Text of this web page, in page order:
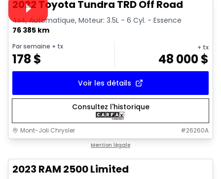
2022 Toyota Tundra TRD Off Road
4x4, Automatique, Moteur: 3.5L - 6 Cyl. - Essence
76 385 km
Par semaine + tx
178 $
+ tx
48 000$
Voir les détails
Consultez l'historique
Mont-Joli Chrysler #26260A
Mention légale
2023 RAM 2500 Limited